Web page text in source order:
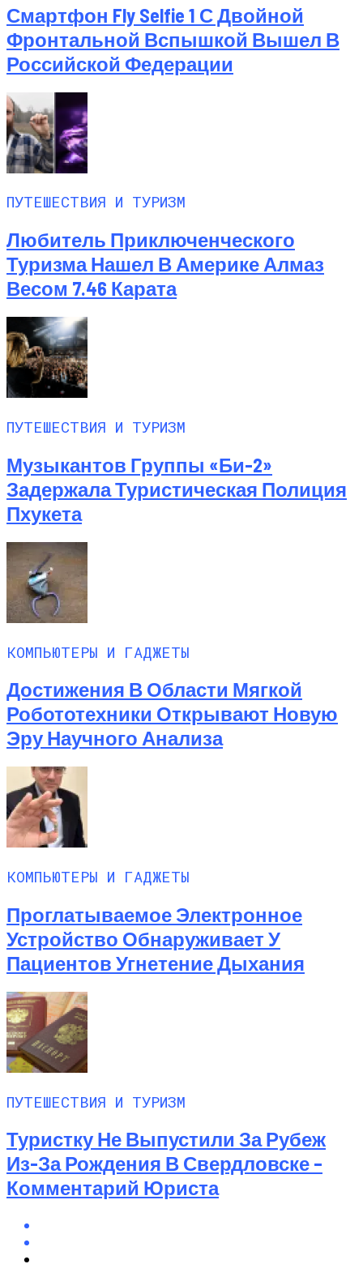
Смартфон Fly Selfie 1 С Двойной
Фронтальной Вспышкой Вышел В
Российской Федерации
ПУТЕШЕСТВИЯ И ТУРИЗМ
Любитель Приключенческого
Туризма Нашел В Америке Алмаз
Весом 7.46 Карата
ПУТЕШЕСТВИЯ И ТУРИЗМ
Музыкантов Группы «Би-2»
Задержала Туристическая Полиция
Пхукета
КОМПЬЮТЕРЫ И ГАДЖЕТЫ
Достижения В Области Мягкой
Робототехники Открывают Новую
Эру Научного Анализа
КОМПЬЮТЕРЫ И ГАДЖЕТЫ
Проглатываемое Электронное
Устройство Обнаруживает У
Пациентов Угнетение Дыхания
ПУТЕШЕСТВИЯ И ТУРИЗМ
Туристку Не Выпустили За Рубеж
Из-За Рождения В Свердловске –
Комментарий Юриста